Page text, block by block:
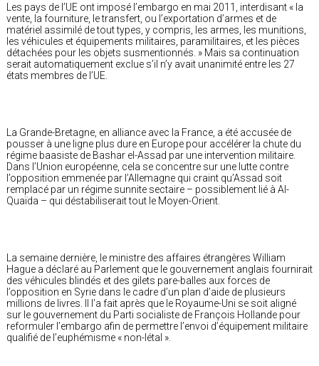
Les pays de l’UE ont imposé l’embargo en mai 2011, interdisant « la
vente, la fourniture, le transfert, ou l’exportation d’armes et de
matériel assimilé de tout types, y compris, les armes, les munitions,
les véhicules et équipements militaires, paramilitaires, et les pièces
détachées pour les objets susmentionnés. » Mais sa continuation
serait automatiquement exclue s’il n’y avait unanimité entre les 27
états membres de l’UE.
La Grande-Bretagne, en alliance avec la France, a été accusée de
pousser à une ligne plus dure en Europe pour accélérer la chute du
régime baasiste de Bashar el-Assad par une intervention militaire.
Dans l’Union européenne, cela se concentre sur une lutte contre
l’opposition emmenée par l’Allemagne qui craint qu’Assad soit
remplacé par un régime sunnite sectaire – possiblement lié à Al-
Quaïda – qui déstabiliserait tout le Moyen-Orient.
La semaine dernière, le ministre des affaires étrangères William
Hague a déclaré au Parlement que le gouvernement anglais fournirait
des véhicules blindés et des gilets pare-balles aux forces de
l’opposition en Syrie dans le cadre d’un plan d’aide de plusieurs
millions de livres. Il l’a fait après que le Royaume-Uni se soit aligné
sur le gouvernement du Parti socialiste de François Hollande pour
reformuler l’embargo afin de permettre l’envoi d’équipement militaire
qualifié de l’euphémisme « non-létal ».